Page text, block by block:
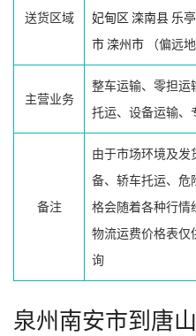
送货区域
妃甸区 滦南县 乐
市 滦州市 （偏远
主营业务
整车运输、零担运
托运、设备运输、
备注
由于市场环境及发
备、轿车托运、危
格会随着各种行情
物流运费价格表仅
询
泉州南安市到唐